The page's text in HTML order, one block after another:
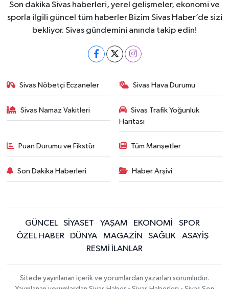
Son dakika Sivas haberleri, yerel gelişmeler, ekonomi ve
sporla ilgili güncel tüm haberler Bizim Sivas Haber’de sizi
bekliyor. Sivas gündemini anında takip edin!
Sivas Nöbetçi Eczaneler Sivas Hava Durumu
Sivas Namaz Vakitleri
Sivas Trafik Yoğunluk
Haritası
Puan Durumu ve Fikstür Tüm Manşetler
Son Dakika Haberleri Haber Arşivi
GÜNCEL SİYASET YAŞAM EKONOMİ
SPOR
ÖZEL HABER
DÜNYA MAGAZİN SAĞLIK
ASAYİŞ
RESMİ İLANLAR
Sitede yayınlanan içerik ve yorumlardan yazarları sorumludur.